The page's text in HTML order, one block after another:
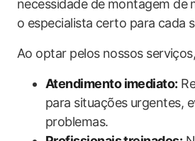
necessidade de montagem de
o especialista certo para cada
Ao optar pelos nossos
Atendimento imediato:
para situações urgentes,
problemas.